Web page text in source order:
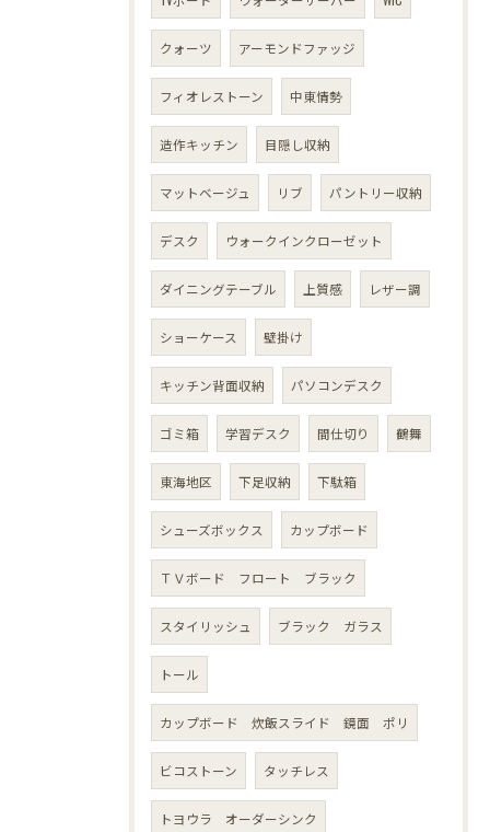
クォーツ アーモンドファッジ
フィオレストーン 中東情勢
造作キッチン 目隠し収納
マットベージュ リブ パントリー収納
デスク ウォークインクローゼット
ダイニングテーブル 上質感 レザー調
ショーケース 壁掛け
キッチン背面収納 パソコンデスク
ゴミ箱 学習デスク 間仕切り 鶴舞
東海地区 下足収納 下駄箱
シューズボックス カップボード
ＴＶボード フロート ブラック
スタイリッシュ ブラック ガラス
トール
カップボード 炊飯スライド 鏡面 ポリ
ビコストーン タッチレス
トヨウラ オーダーシンク